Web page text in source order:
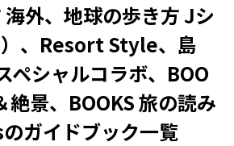
外、地球の歩き方 Jシ
）、Resort Style、島
ペシャルコラボ、BOO
絶景、BOOKS 旅の読み
ガイドブック一覧